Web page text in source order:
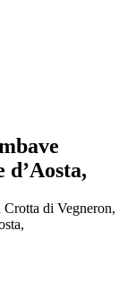
d’Aosta,
Crotta di Vegneron,